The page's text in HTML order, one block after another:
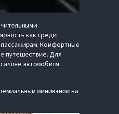
как среди
пассажирам. Комфортные
путешествие. Для
автомобиля
минивэном на